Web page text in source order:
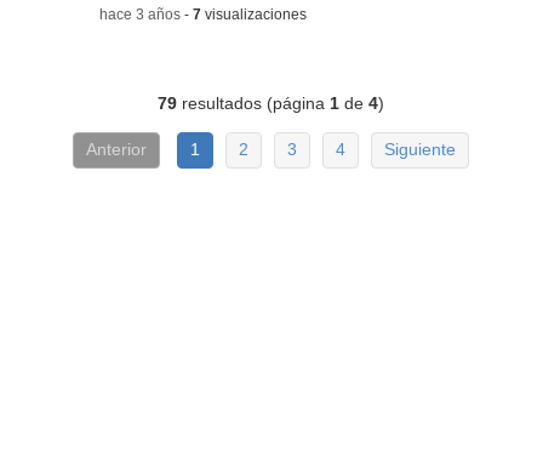
-hace 3 años -7 visualizaciones
79 resultados (página 1 de4)
Anterior 1 2 3 4 Siguiente